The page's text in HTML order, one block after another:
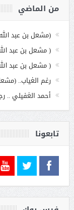
من الماضي
(مشعل بن عبد
( مشعل بن عبد
( مشعل بن عبد
رغم الغياب..
أحمد الغفيلي ..
تابعونا